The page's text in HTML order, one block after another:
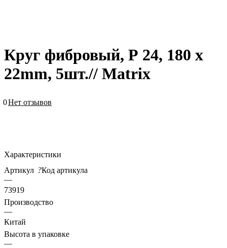
Круг фибровый, Р 24, 180 х
22mm, 5шт.// Matrix
0Нет отзывов
Характеристики
Артикул ?Код артикула
—
73919
Производство
—
Китай
Высота в упаковке
—